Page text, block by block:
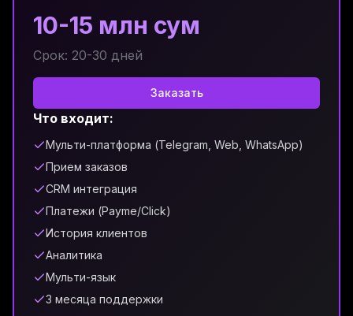
10-15 млн сум
Срок: 20-30 дней
Заказать
Что входит:
Мульти-платформа (Telegram, Web, WhatsApp)
Прием заказов
CRM интеграция
Платежи (Payme/Click)
История клиентов
Аналитика
Мульти-язык
3 месяца поддержки